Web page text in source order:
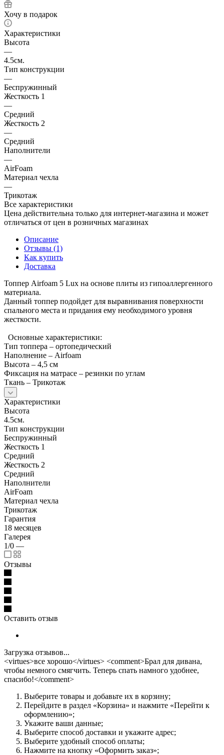
Хочу в подарок
Характеристики
Высота
—
4.5см.
Тип конструкции
—
Беспружинный
Жесткость 1
—
Средний
Жесткость 2
—
Средний
Наполнители
—
AirFoam
Материал чехла
—
Трикотаж
Все характеристики
Цена действительна только для интернет-магазина и может
отличаться от цен в розничных магазинах
Описание
Отзывы (1)
Как купить
Доставка
Топпер Airfoam 5 Lux на основе плиты из гипоаллергенного
материала.
Данный топпер подойдет для выравнивания поверхности
спального места и придания ему необходимого уровня
жесткости.
Основные характеристики:
Тип топпера – ортопедический
Наполнение – Airfoam
Высота – 4,5 см
Фиксация на матрасе – резинки по углам
Ткань – Трикотаж
Характеристики
Высота
4.5см.
Тип конструкции
Беспружинный
Жесткость 1
Средний
Жесткость 2
Средний
Наполнители
AirFoam
Материал чехла
Трикотаж
Гарантия
18 месяцев
Галерея
1/0 —
Отзывы
Оставить отзыв
Загрузка отзывов...
<virtues>все хорошо</virtues> <comment>Брал для дивана,
чтобы немного смягчить. Теперь спать намного удобнее,
спасибо!</comment>
Выберите товары и добавьте их в корзину;
Перейдите в раздел «Корзина» и нажмите «Перейти к
оформлению»;
Укажите ваши данные;
Выберите способ доставки и укажите адрес;
Выберите удобный способ оплаты;
Нажмите на кнопку «Оформить заказ»;